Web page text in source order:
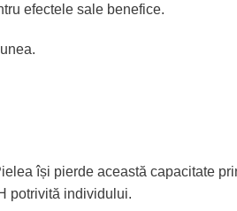
efectele sale benefice.
își pierde această capacitate
potrivită individului.